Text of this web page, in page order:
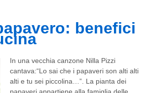
benefici
In una vecchia canzone Nilla Pizzi
cantava:“Lo sai che i papaveri son alti alti
alti e tu sei piccolina…”. La pianta dei